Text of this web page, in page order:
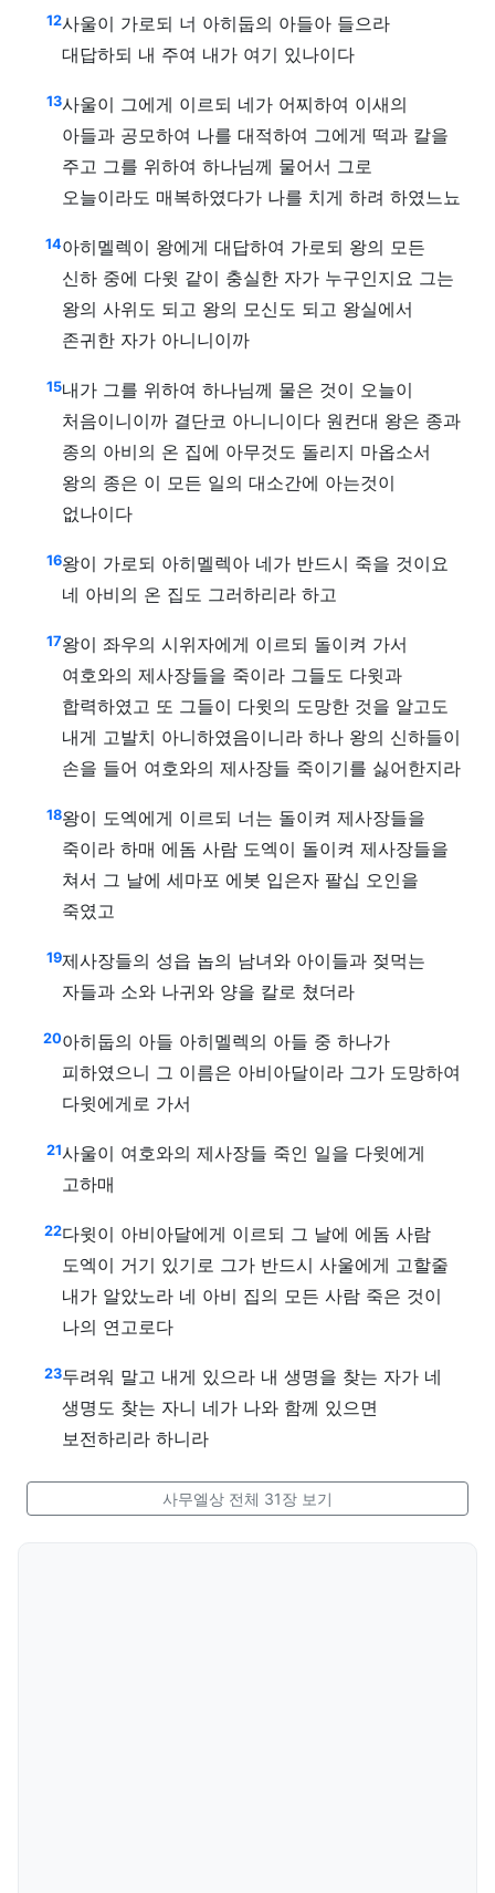
12사울이 가로되 너 아히둡의 아들아 들으라
대답하되 내 주여 내가 여기 있나이다
13사울이 그에게 이르되 네가 어찌하여 이새의
아들과 공모하여 나를 대적하여 그에게 떡과 칼을
주고 그를 위하여 하나님께 물어서 그로
오늘이라도 매복하였다가 나를 치게 하려 하였느뇨
14아히멜렉이 왕에게 대답하여 가로되 왕의 모든
신하 중에 다윗 같이 충실한 자가 누구인지요 그는
왕의 사위도 되고 왕의 모신도 되고 왕실에서
존귀한 자가 아니니이까
15내가 그를 위하여 하나님께 물은 것이 오늘이
처음이니이까 결단코 아니니이다 원컨대 왕은 종과
종의 아비의 온 집에 아무것도 돌리지 마옵소서
왕의 종은 이 모든 일의 대소간에 아는것이
없나이다
16왕이 가로되 아히멜렉아 네가 반드시 죽을 것이요
네 아비의 온 집도 그러하리라 하고
17왕이 좌우의 시위자에게 이르되 돌이켜 가서
여호와의 제사장들을 죽이라 그들도 다윗과
합력하였고 또 그들이 다윗의 도망한 것을 알고도
내게 고발치 아니하였음이니라 하나 왕의 신하들이
손을 들어 여호와의 제사장들 죽이기를 싫어한지라
18왕이 도엑에게 이르되 너는 돌이켜 제사장들을
죽이라 하매 에돔 사람 도엑이 돌이켜 제사장들을
쳐서 그 날에 세마포 에봇 입은자 팔십 오인을
죽였고
19제사장들의 성읍 놉의 남녀와 아이들과 젖먹는
자들과 소와 나귀와 양을 칼로 쳤더라
20아히둡의 아들 아히멜렉의 아들 중 하나가
피하였으니 그 이름은 아비아달이라 그가 도망하여
다윗에게로 가서
21사울이 여호와의 제사장들 죽인 일을 다윗에게
고하매
22다윗이 아비아달에게 이르되 그 날에 에돔 사람
도엑이 거기 있기로 그가 반드시 사울에게 고할줄
내가 알았노라 네 아비 집의 모든 사람 죽은 것이
나의 연고로다
23두려워 말고 내게 있으라 내 생명을 찾는 자가 네
생명도 찾는 자니 네가 나와 함께 있으면
보전하리라 하니라
사무엘상 전체 31장 보기